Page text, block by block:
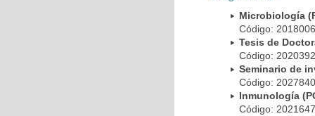
Microbiología
Código:
Tesis de
Código:
Seminario de
Código:
Inmunología
Código: